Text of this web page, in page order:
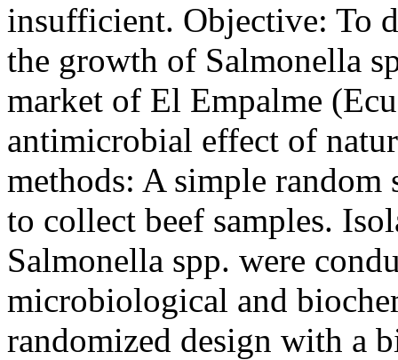
insufficient. Objective: To
the growth of Salmonella
market of El Empalme
antimicrobial effect of
methods: A simple
to collect beef samples.
Salmonella spp. were
microbiological and
randomized design with a